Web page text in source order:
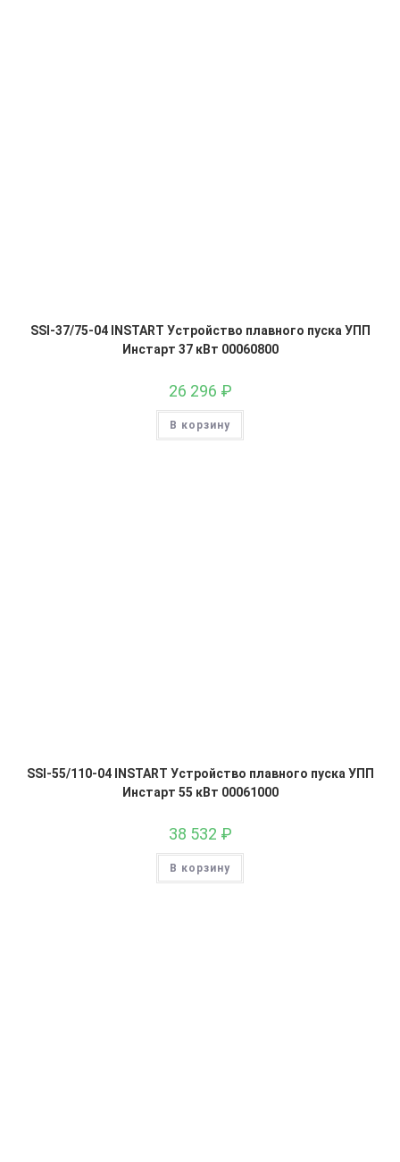
SSI-37/75-04 INSTART Устройство плавного пуска УПП
Инстарт 37 кВт 00060800
26 296 ₽
В корзину
SSI-55/110-04 INSTART Устройство плавного пуска УПП
Инстарт 55 кВт 00061000
38 532 ₽
В корзину